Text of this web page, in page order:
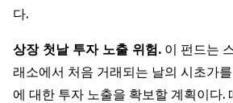
다.
상장 첫날 투자 노출 위험. 이 펀드는
래소에서 처음 거래되는 날의 시초가
에 대한 투자 노출을 확보할 계획이다.